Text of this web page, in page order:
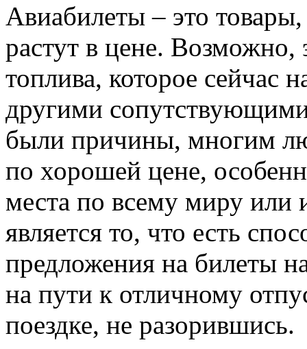
Авиабилеты – это
растут в цене. Возможно,
топлива, которое сейчас
другими
были причины, многим
по хорошей цене,
места по всему миру
является то, что есть
предложения на билеты
на пути к отличному
поездке, не разорившись.